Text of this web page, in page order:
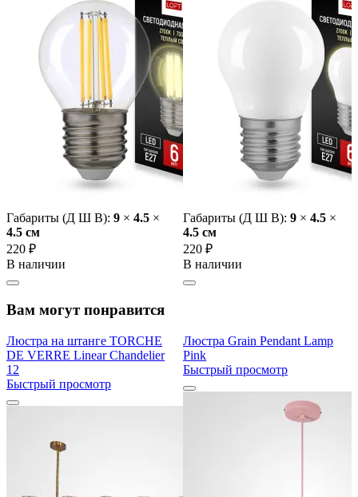
Габариты (Д Ш В): 9 × 4.5 ×
4.5 cм
220 ₽
В наличии
Габариты (Д Ш В): 9 × 4.5 ×
4.5 cм
220 ₽
В наличии
Вам могут понравится
Люстра на штанге TORCHE
DE VERRE Linear Chandelier
12
Быстрый просмотр
Люстра Grain Pendant Lamp
Pink
Быстрый просмотр